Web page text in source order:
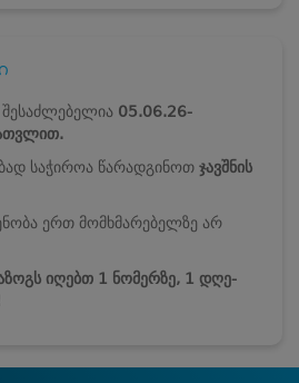
შესაძლებელია 05.06.26-
საჭიროა წარადგინოთ ჯავშნის
ერთ მომხმარებელზე არ
იღებთ 1 ნომერზე, 1 დღე-